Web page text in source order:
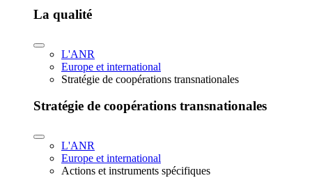
La qualité
L'ANR
Europe et international
Stratégie de coopérations transnationales
Stratégie de coopérations transnationales
L'ANR
Europe et international
Actions et instruments spécifiques